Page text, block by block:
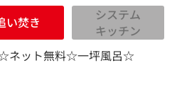
い焚き
システム
キッチン
ネット無料☆一坪風呂☆